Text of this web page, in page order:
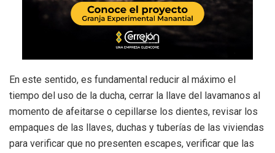
En este sentido, es fundamental reducir al máximo el
tiempo del uso de la ducha, cerrar la llave del lavamanos al
momento de afeitarse o cepillarse los dientes, revisar los
empaques de las llaves, duchas y tuberías de las viviendas
para verificar que no presenten escapes, verificar que las